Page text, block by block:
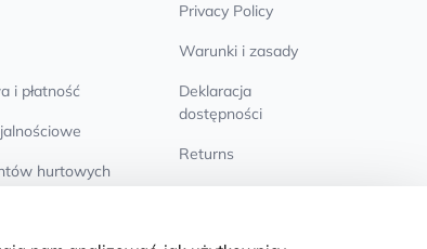
i płatność
hurtowych
Privacy Policy
Warunki i zasady
Deklaracja
dostępności
Returns